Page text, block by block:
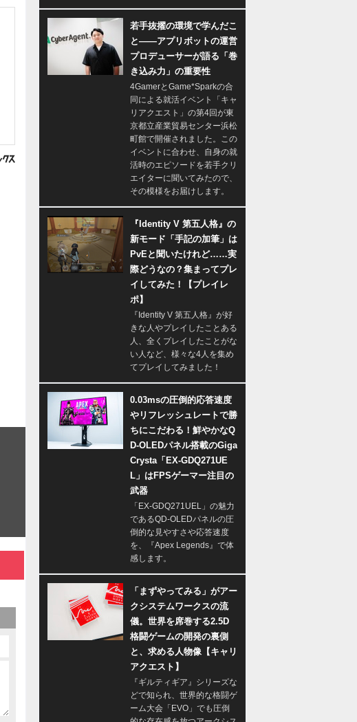
若手抜擢の環境で学んだこ
と――アプリボットの運営
プロデューサーが語る「巻
き込み力」の重要性
4GamerとGame*Sparkの合
同による就活イベント「キャ
リアクエスト」の第4回が東
京都立産業貿易センター浜松
町館で開催されました。この
イベントに合わせ、自身の就
活時のエピソードを若手クリ
エイターに聞いてみたので、
その模様をお届けします。
『Identity V 第五人格』の
新モード「手記の加筆」は
PvEと聞いたけれど……実
際どうなの？集まってプレ
イしてみた！【プレイレ
ポ】
『Identity V 第五人格』が好
きな人やプレイしたことある
人、全くプレイしたことがな
い人など、様々な4人を集め
てプレイしてみました！
0.03msの圧倒的応答速度
やリフレッシュレートで勝
ちにこだわる！鮮やかなQ
D-OLEDパネル搭載のGiga
Crysta「EX-GDQ271UE
L」はFPSゲーマー注目の
武器
「EX-GDQ271UEL」の魅力
であるQD-OLEDパネルの圧
倒的な見やすさや応答速度
を、『Apex Legends』で体
感します。
「まずやってみる」がアー
クシステムワークスの流
儀。世界を席巻する2.5D
格闘ゲームの開発の裏側
と、求める人物像【キャリ
アクエスト】
『ギルティギア』シリーズな
どで知られ、世界的な格闘ゲ
ーム大会「EVO」でも圧倒